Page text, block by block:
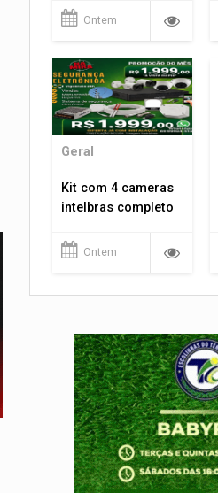
Ontem
Geral
Kit com 4 cameras
intelbras completo
Ontem